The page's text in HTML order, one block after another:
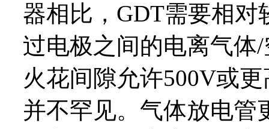
器相比，GDT需要相
过电极之间的电离气体
火花间隙允许500V或
并不罕见。气体放电管